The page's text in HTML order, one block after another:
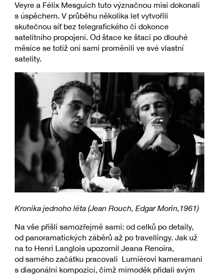
Veyre a Félix Mesguich tuto význačnou misi dokonali
s úspěchem. V průběhu několika let vytvořili
skutečnou síť bez telegrafického či dokonce
satelitního propojení. Od štace ke štaci po dlouhé
měsíce se totiž oni sami proměnili ve své vlastní
satelity.
Kronika jednoho léta (Jean Rouch, Edgar Morin,1961)
Na vše přišli samozřejmě sami: od celků po detaily,
od panoramatických záběrů až po travellingy. Jak už
na to Henri Langlois upozornil Jeana Renoira,
od samého začátku pracovali Lumièrovi kameramani
s diagonální kompozicí, čímž mimoděk přidali svým